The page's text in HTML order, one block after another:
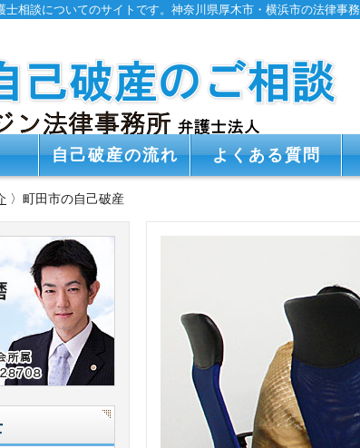
士相談についてのサイトです。神奈川県厚木市・横浜市の法律事務
自己破産の流れ よくある質問
〉町田市の自己破産